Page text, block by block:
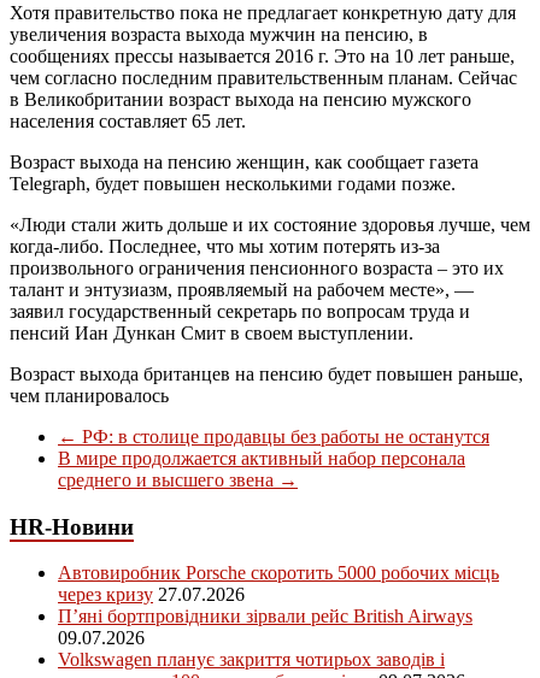
Хотя правительство пока не предлагает конкретную дату для
увеличения возраста выхода мужчин на пенсию, в
сообщениях прессы называется 2016 г. Это на 10 лет раньше,
чем согласно последним правительственным планам. Сейчас
в Великобритании возраст выхода на пенсию мужского
населения составляет 65 лет.
Возраст выхода на пенсию женщин, как сообщает газета
Telegraph, будет повышен несколькими годами позже.
«Люди стали жить дольше и их состояние здоровья лучше, чем
когда-либо. Последнее, что мы хотим потерять из-за
произвольного ограничения пенсионного возраста – это их
талант и энтузиазм, проявляемый на рабочем месте», —
заявил государственный секретарь по вопросам труда и
пенсий Иан Дункан Смит в своем выступлении.
Возраст выхода британцев на пенсию будет повышен раньше,
чем планировалось
← РФ: в столице продавцы без работы не останутся
В мире продолжается активный набор персонала
среднего и высшего звена →
HR-Новини
Автовиробник Porsche скоротить 5000 робочих місць
через кризу 27.07.2026
П’яні бортпровідники зірвали рейс British Airways
09.07.2026
Volkswagen планує закриття чотирьох заводів і